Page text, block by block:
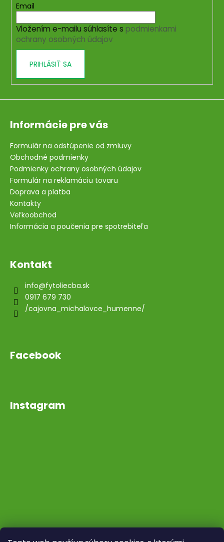
Email
Vložením e-mailu súhlasíte s podmienkami
ochrany osobných údajov
PRIHLÁSIŤ SA
Informácie pre vás
Formulár na odstúpenie od zmluvy
Obchodné podmienky
Podmienky ochrany osobných údajov
Formulár na reklamáciu tovaru
Doprava a platba
Kontakty
Veľkoobchod
Informácia a poučenia pre spotrebiteľa
Kontakt
info@fytoliecba.sk
0917 679 730
/cajovna_michalovce_humenne/
Facebook
Instagram